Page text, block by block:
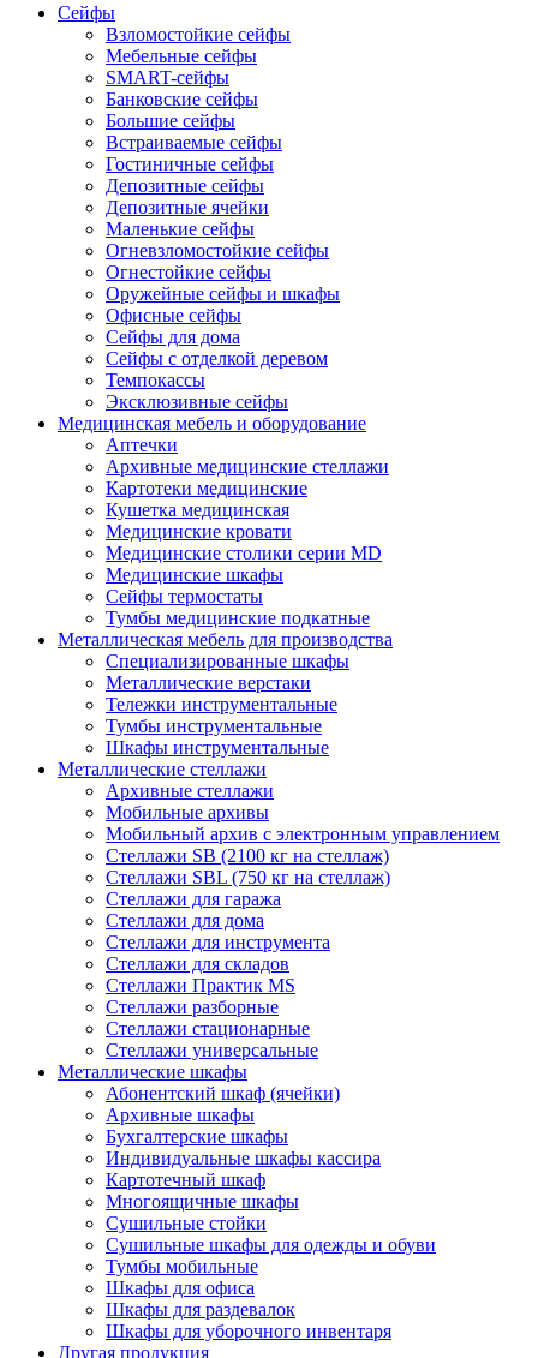
Сейфы
Взломостойкие сейфы
Мебельные сейфы
SMART-сейфы
Банковские сейфы
Большие сейфы
Встраиваемые сейфы
Гостиничные сейфы
Депозитные сейфы
Депозитные ячейки
Маленькие сейфы
Огневзломостойкие сейфы
Огнестойкие сейфы
Оружейные сейфы и шкафы
Офисные сейфы
Сейфы для дома
Сейфы с отделкой деревом
Темпокассы
Эксклюзивные сейфы
Медицинская мебель и оборудование
Аптечки
Архивные медицинские стеллажи
Картотеки медицинские
Кушетка медицинская
Медицинские кровати
Медицинские столики серии MD
Медицинские шкафы
Сейфы термостаты
Тумбы медицинские подкатные
Металлическая мебель для производства
Cпециализированные шкафы
Металлические верстаки
Тележки инструментальные
Тумбы инструментальные
Шкафы инструментальные
Металлические стеллажи
Архивные стеллажи
Мобильные архивы
Мобильный архив с электронным управлением
Стеллажи SB (2100 кг на стеллаж)
Стеллажи SBL (750 кг на стеллаж)
Стеллажи для гаража
Стеллажи для дома
Стеллажи для инструмента
Стеллажи для складов
Стеллажи Практик MS
Стеллажи разборные
Стеллажи стационарные
Стеллажи универсальные
Металлические шкафы
Абонентский шкаф (ячейки)
Архивные шкафы
Бухгалтерские шкафы
Индивидуальные шкафы кассира
Картотечный шкаф
Многоящичные шкафы
Сушильные стойки
Сушильные шкафы для одежды и обуви
Тумбы мобильные
Шкафы для офиса
Шкафы для раздевалок
Шкафы для уборочного инвентаря
Другая продукция